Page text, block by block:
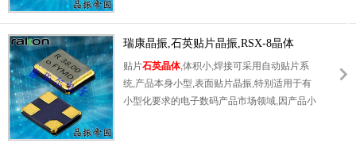
轻.产品被广泛应用到集成电路,程控交换系统,
无线发射基站.
瑞康晶振,石英贴片晶振,RSX-8晶体
贴片石英晶体,体积小,焊接可采用自动贴片系
统,产品本身小型,表面贴片晶振,特别适用于有
小型化要求的电子数码产品市场领域,因产品小